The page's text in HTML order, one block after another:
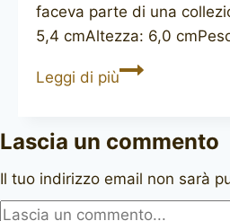
faceva parte di una
5,4 cmAltezza: 6,0
Leggi di piùPipe
Lascia un commento
Il tuo indirizzo email non sarà